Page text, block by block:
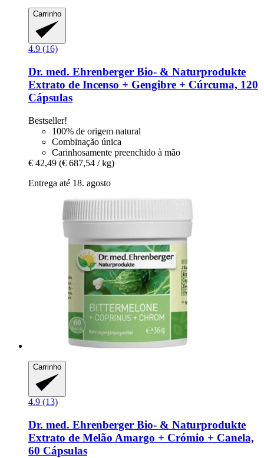
Carrinho
4.9 (16)
Dr. med. Ehrenberger Bio- & Naturprodukte
Extrato de Incenso + Gengibre + Cúrcuma, 120
Cápsulas
Bestseller!
100% de origem natural
Combinação única
Carinhosamente preenchido à mão
€ 42,49 (€ 687,54 / kg)
Entrega até 18. agosto
Carrinho
4.9 (13)
Dr. med. Ehrenberger Bio- & Naturprodukte
Extrato de Melão Amargo + Crómio + Canela,
60 Cápsulas